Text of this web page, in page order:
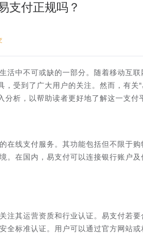
支付正规吗？
活中不可或缺的一部分。随着移动互
，受到了广大用户的关注。然而，有关
析，以帮助读者更好地了解这一支付
在线支付服务。其功能包括但不限于
。在国内，易支付可以连接银行账户
注其运营资质和行业认证。易支付若
全标准认证。用户可以通过官方网站